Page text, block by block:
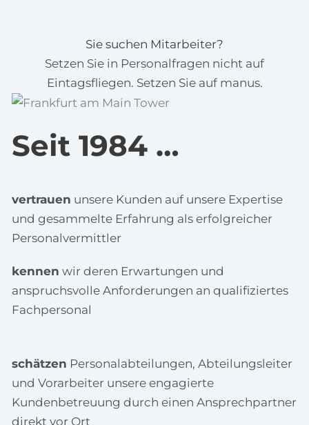
Sie suchen Mitarbeiter?
Setzen Sie in Personalfragen nicht auf
Eintagsfliegen. Setzen Sie auf manus.
Seit 1984 …
vertrauen unsere Kunden auf unsere Expertise
und gesammelte Erfahrung als erfolgreicher
Personalvermittler
kennen wir deren Erwartungen und
anspruchsvolle Anforderungen an qualifiziertes
Fachpersonal
schätzen Personalabteilungen, Abteilungsleiter
und Vorarbeiter unsere engagierte
Kundenbetreuung durch einen Ansprechpartner
direkt vor Ort